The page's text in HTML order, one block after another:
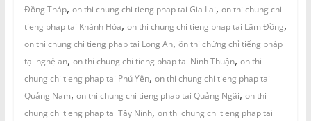
Đồng Tháp, on thi chung chi tieng phap tai Gia Lai, on thi chung chi
tieng phap tai Khánh Hòa, on thi chung chi tieng phap tai Lâm Đồng,
on thi chung chi tieng phap tai Long An, ôn thi chứng chỉ tiếng pháp
tại nghệ an, on thi chung chi tieng phap tai Ninh Thuận, on thi
chung chi tieng phap tai Phú Yên, on thi chung chi tieng phap tai
Quảng Nam, on thi chung chi tieng phap tai Quảng Ngãi, on thi
chung chi tieng phap tai Tây Ninh, on thi chung chi tieng phap tai